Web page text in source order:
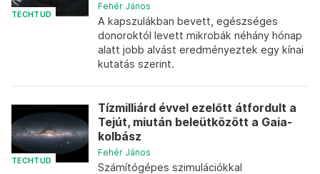
TECHTUD
Fehér János
A kapszulákban bevett, egészséges
donoroktól levett mikrobák néhány hónap
alatt jobb alvást eredményeztek egy kínai
kutatás szerint.
TECHTUD
Tízmilliárd évvel ezelőtt átfordult a
Tejút, miután beleütközött a Gaia-
kolbász
Fehér János
Számítógépes szimulációkkal